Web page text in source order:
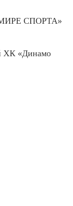
МИРЕ СПОРТА»
ХК «Динамо